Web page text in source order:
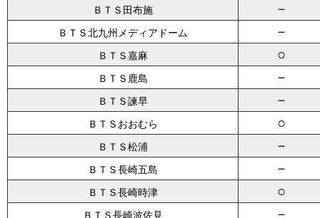
ＢＴＳ田布施 －
ＢＴＳ北九州メディアドーム －
ＢＴＳ嘉麻 ○
ＢＴＳ鹿島 －
ＢＴＳ諫早 －
ＢＴＳおおむら ○
ＢＴＳ松浦 －
ＢＴＳ長崎五島 －
ＢＴＳ長崎時津 ○
ＢＴＳ長崎波佐見 －